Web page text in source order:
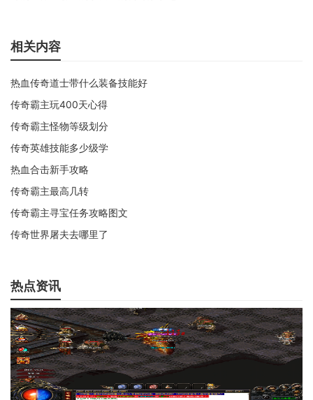
相关内容
热血传奇道士带什么装备技能好
传奇霸主玩400天心得
传奇霸主怪物等级划分
传奇英雄技能多少级学
热血合击新手攻略
传奇霸主最高几转
传奇霸主寻宝任务攻略图文
传奇世界屠夫去哪里了
热点资讯